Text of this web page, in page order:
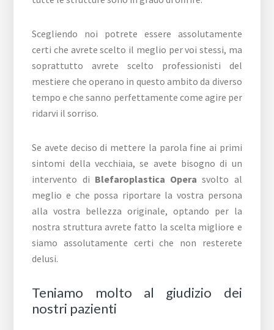
Scegliendo noi potrete essere assolutamente
certi che avrete scelto il meglio per voi stessi, ma
soprattutto avrete scelto professionisti del
mestiere che operano in questo ambito da diverso
tempo e che sanno perfettamente come agire per
ridarvi il sorriso.
Se avete deciso di mettere la parola fine ai primi
sintomi della vecchiaia, se avete bisogno di un
intervento di Blefaroplastica Opera svolto al
meglio e che possa riportare la vostra persona
alla vostra bellezza originale, optando per la
nostra struttura avrete fatto la scelta migliore e
siamo assolutamente certi che non resterete
delusi.
Teniamo molto al giudizio dei
nostri pazienti